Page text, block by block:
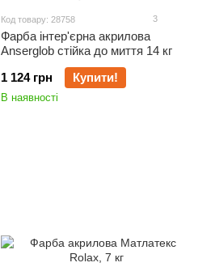
Код товару: 28758 3
Фарба інтер'єрна акрилова
Anserglob стійка до миття 14 кг
1 124 грн
Купити!
В наявності